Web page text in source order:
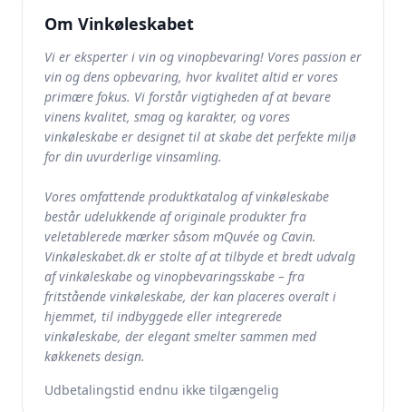
Om Vinkøleskabet
Vi er eksperter i vin og vinopbevaring! Vores passion er
vin og dens opbevaring, hvor kvalitet altid er vores
primære fokus. Vi forstår vigtigheden af at bevare
vinens kvalitet, smag og karakter, og vores
vinkøleskabe er designet til at skabe det perfekte miljø
for din uvurderlige vinsamling.
Vores omfattende produktkatalog af vinkøleskabe
består udelukkende af originale produkter fra
veletablerede mærker såsom mQuvée og Cavin.
Vinkøleskabet.dk er stolte af at tilbyde et bredt udvalg
af vinkøleskabe og vinopbevaringsskabe – fra
fritstående vinkøleskabe, der kan placeres overalt i
hjemmet, til indbyggede eller integrerede
vinkøleskabe, der elegant smelter sammen med
køkkenets design.
Udbetalingstid endnu ikke tilgængelig